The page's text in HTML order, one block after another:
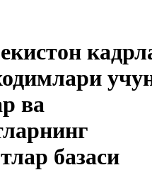
ва
базаси